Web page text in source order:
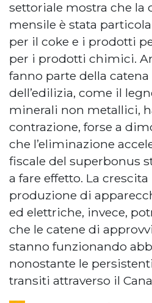
settoriale mostra che la
mensile è stata
per il coke e i prodotti
per i prodotti chimici.
fanno parte della catena
dell’edilizia, come il
minerali non metallici,
contrazione, forse a
che l’eliminazione
fiscale del superbonus
a fare effetto. La
produzione di
ed elettriche, invece,
che le catene di
stanno funzionando
nonostante le
transiti attraverso il